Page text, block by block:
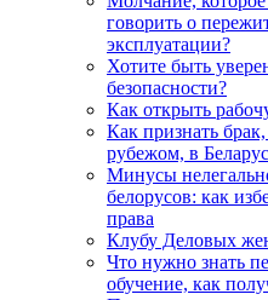
говорить о
эксплуатации?
Хотите быть
безопасности?
Как открыть
Как признать
рубежом, в
Минусы
белорусов: как
права
Клубу Деловых
Что нужно знать
обучение, как